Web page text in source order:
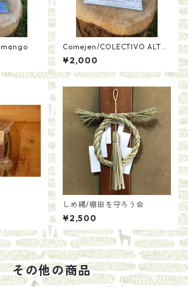
Comejen/COLECTIVO ALTEP
E
¥2,000
しめ縄/棚田を守ろう会
¥2,500
その他の商品